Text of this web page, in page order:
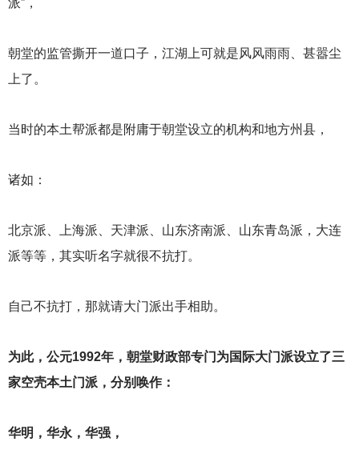
派”，
朝堂的监管撕开一道口子，江湖上可就是风风雨雨、甚嚣尘
上了。
当时的本土帮派都是附庸于朝堂设立的机构和地方州县，
诸如：
北京派、上海派、天津派、山东济南派、山东青岛派，大连
派等等，其实听名字就很不抗打。
自己不抗打，那就请大门派出手相助。
为此，公元1992年，朝堂财政部专门为国际大门派设立了三
家空壳本土门派，分别唤作：
华明，华永，华强，